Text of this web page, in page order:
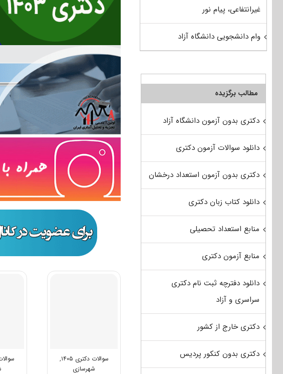
سوالات دکتری ۱۴۰۵
,
شهرسازی
غیرانتفاعی، پیام نور
وام دانشجویی دانشگاه آزاد
مطالب برگزیده
دکتری بدون آزمون دانشگاه آزاد
دانلود سوالات آزمون دکتری
دکتری بدون آزمون استعداد درخشان
دانلود کتاب زبان دکتری
منابع استعداد تحصیلی
منابع آزمون دکتری
دانلود دفترچه ثبت نام دکتری
سراسری و آزاد
دکتری خارج از کشور
دکتری بدون کنکور پردیس